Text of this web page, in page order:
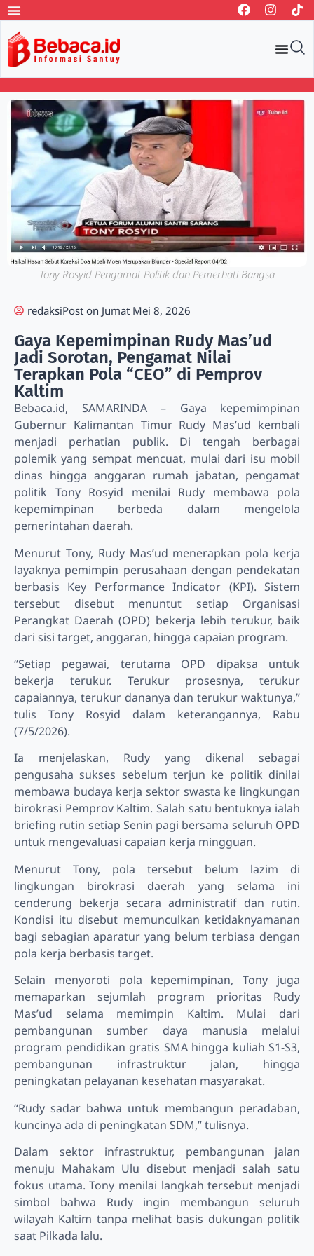
Tony Rosyid Pengamat Politik dan Pemerhati Bangsa
redaksiPost on Jumat Mei 8, 2026
Gaya Kepemimpinan Rudy Mas’ud
Jadi Sorotan, Pengamat Nilai
Terapkan Pola “CEO” di Pemprov
Kaltim
Bebaca.id, SAMARINDA – Gaya kepemimpinan
Gubernur Kalimantan Timur Rudy Mas’ud kembali
menjadi perhatian publik. Di tengah berbagai
polemik yang sempat mencuat, mulai dari isu mobil
dinas hingga anggaran rumah jabatan, pengamat
politik Tony Rosyid menilai Rudy membawa pola
kepemimpinan berbeda dalam mengelola
pemerintahan daerah.
Menurut Tony, Rudy Mas’ud menerapkan pola kerja
layaknya pemimpin perusahaan dengan pendekatan
berbasis Key Performance Indicator (KPI). Sistem
tersebut disebut menuntut setiap Organisasi
Perangkat Daerah (OPD) bekerja lebih terukur, baik
dari sisi target, anggaran, hingga capaian program.
“Setiap pegawai, terutama OPD dipaksa untuk
bekerja terukur. Terukur prosesnya, terukur
capaiannya, terukur dananya dan terukur waktunya,”
tulis Tony Rosyid dalam keterangannya, Rabu
(7/5/2026).
Ia menjelaskan, Rudy yang dikenal sebagai
pengusaha sukses sebelum terjun ke politik dinilai
membawa budaya kerja sektor swasta ke lingkungan
birokrasi Pemprov Kaltim. Salah satu bentuknya ialah
briefing rutin setiap Senin pagi bersama seluruh OPD
untuk mengevaluasi capaian kerja mingguan.
Menurut Tony, pola tersebut belum lazim di
lingkungan birokrasi daerah yang selama ini
cenderung bekerja secara administratif dan rutin.
Kondisi itu disebut memunculkan ketidaknyamanan
bagi sebagian aparatur yang belum terbiasa dengan
pola kerja berbasis target.
Selain menyoroti pola kepemimpinan, Tony juga
memaparkan sejumlah program prioritas Rudy
Mas’ud selama memimpin Kaltim. Mulai dari
pembangunan sumber daya manusia melalui
program pendidikan gratis SMA hingga kuliah S1-S3,
pembangunan infrastruktur jalan, hingga
peningkatan pelayanan kesehatan masyarakat.
“Rudy sadar bahwa untuk membangun peradaban,
kuncinya ada di peningkatan SDM,” tulisnya.
Dalam sektor infrastruktur, pembangunan jalan
menuju Mahakam Ulu disebut menjadi salah satu
fokus utama. Tony menilai langkah tersebut menjadi
simbol bahwa Rudy ingin membangun seluruh
wilayah Kaltim tanpa melihat basis dukungan politik
saat Pilkada lalu.